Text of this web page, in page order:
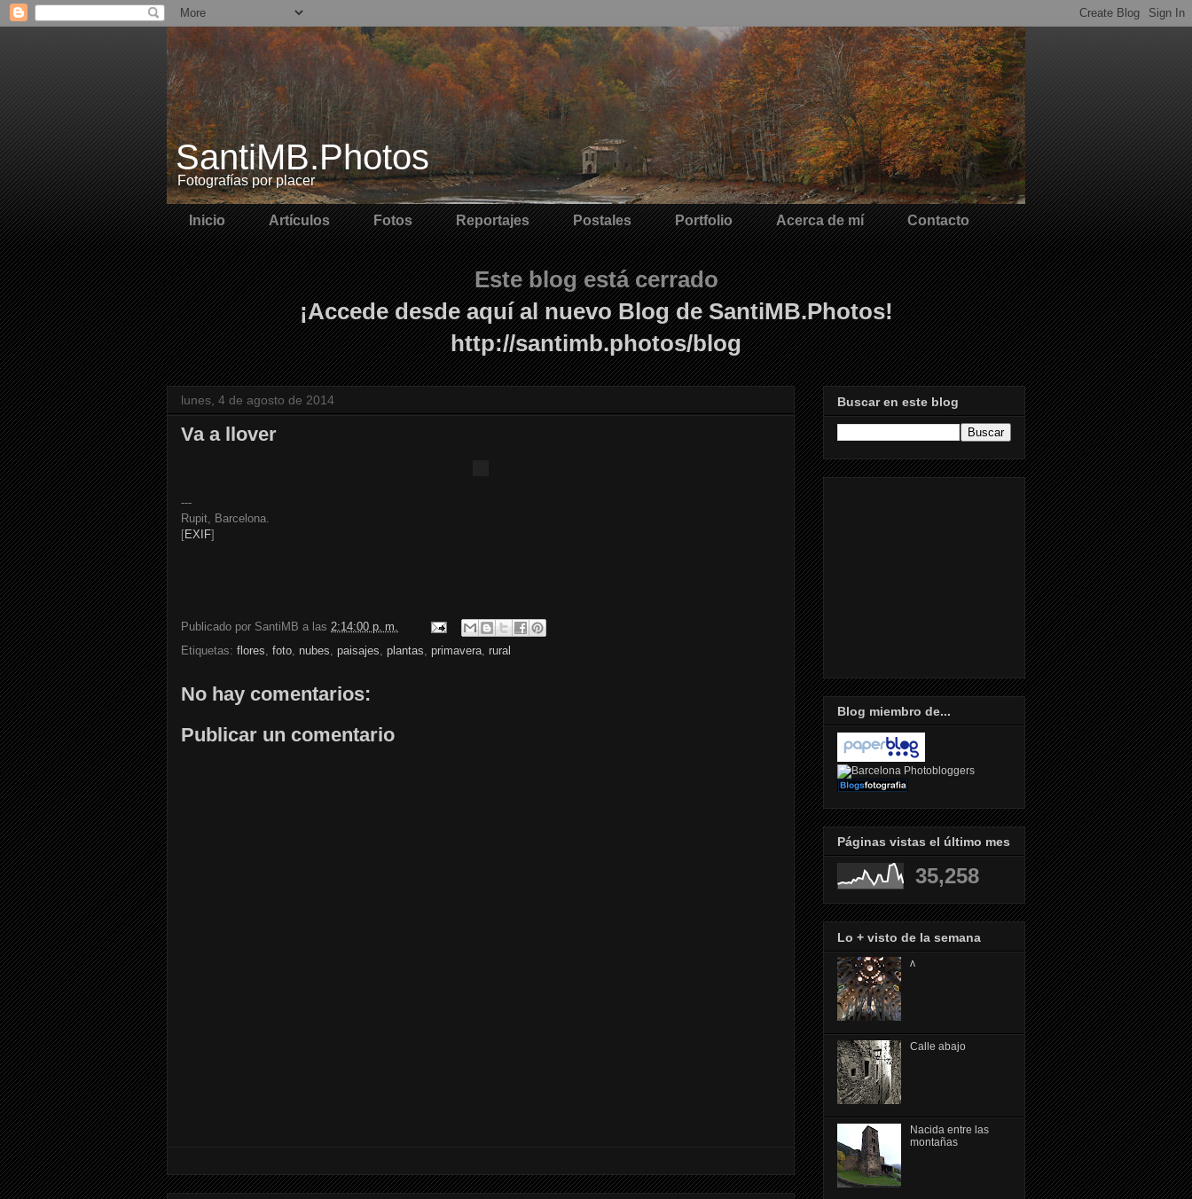
SantiMB.Photos
Fotografías por placer
Inicio Artículos Fotos Reportajes Postales Portfolio Acerca de mí Contacto
Este blog está cerrado
¡Accede desde aquí al nuevo Blog de SantiMB.Photos!
http://santimb.photos/blog
lunes, 4 de agosto de 2014
Va a llover
---
Rupit, Barcelona.
[EXIF]
Publicado por SantiMB a las 2:14:00 p. m.
Etiquetas: flores, foto, nubes, paisajes, plantas, primavera, rural
No hay comentarios:
Publicar un comentario
Buscar en este blog
Blog miembro de...
Páginas vistas el último mes
35,258
Lo + visto de la semana
ᴧ
Calle abajo
Nacida entre las
montañas